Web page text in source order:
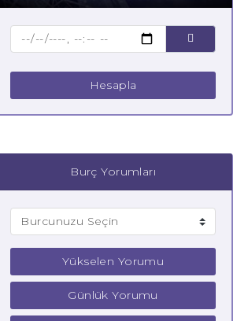
Hesapla
Burç Yorumları
Yükselen Yorumu
Günlük Yorumu